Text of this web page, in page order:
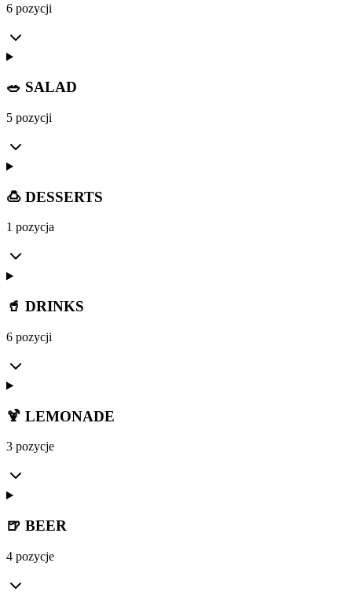
6 pozycji
🥗 SALAD
5 pozycji
🍮 DESSERTS
1 pozycja
🥤 DRINKS
6 pozycji
🍹 LEMONADE
3 pozycje
🍺 BEER
4 pozycje